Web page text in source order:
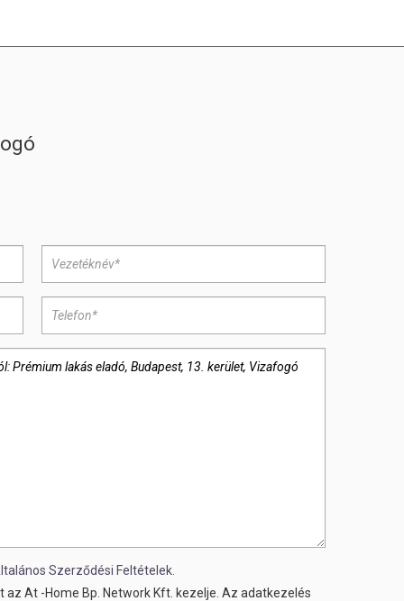
Szerződési Feltételek.
At -Home Bp. Network Kft. kezelje. Az adatkezelés